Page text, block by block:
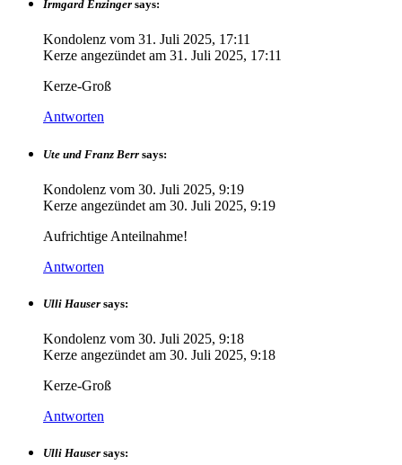
Irmgard Enzinger says:
Kondolenz vom 31. Juli 2025, 17:11
Kerze angezündet am 31. Juli 2025, 17:11
Kerze-Groß
Antworten
Ute und Franz Berr says:
Kondolenz vom 30. Juli 2025, 9:19
Kerze angezündet am 30. Juli 2025, 9:19
Aufrichtige Anteilnahme!
Antworten
Ulli Hauser says:
Kondolenz vom 30. Juli 2025, 9:18
Kerze angezündet am 30. Juli 2025, 9:18
Kerze-Groß
Antworten
Ulli Hauser says: